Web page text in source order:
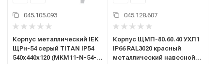
045.105.093
Корпус металлический IEK
ЩРн-54 серый TITAN IP54
540х440х120 (MKM11-N-54-
045.128.607
Корпус ЩМП-80.60.40 УХЛ1
IP66 RAL3020 красный
металлический навесной